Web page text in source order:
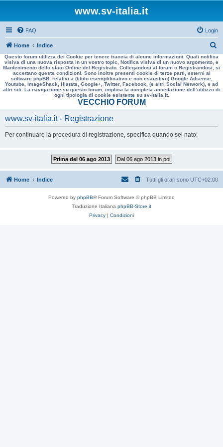
www.sv-italia.it
FAQ Login
Home Indice
e
r
a
Questo forum utilizza dei Cookie per tenere traccia di alcune informazioni. Quali notifica
visiva di una nuova risposta in un vostro topic, Notifica visiva di un nuovo argomento, e
Mantenimento dello stato Online del Registrato. Collegandosi al forum o Registrandosi, si
accettano queste condizioni. Sono inoltre presenti cookie di terze parti, esterni al
software phpBB, relativi a (titolo esemplificativo e non esaustivo) Google Adsense,
Youtube, ImageShack, Histats, Google+, Twitter, Facebook, (e altri Social Network), e ad
altri siti. La navigazione su questo forum, implica la completa accettazione dell’utilizzo di
ogni tipologia di cookie esistente su sv-italia.it.
VECCHIO FORUM
www.sv-italia.it - Registrazione
Per continuare la procedura di registrazione, specifica quando sei nato:
Prima del 06 ago 2013 Dal 06 ago 2013 in poi
Home Indice Tutti gli orari sono UTC+02:00
Powered by phpBB® Forum Software © phpBB Limited
Traduzione Italiana phpBB-Store.it
Privacy | Condizioni